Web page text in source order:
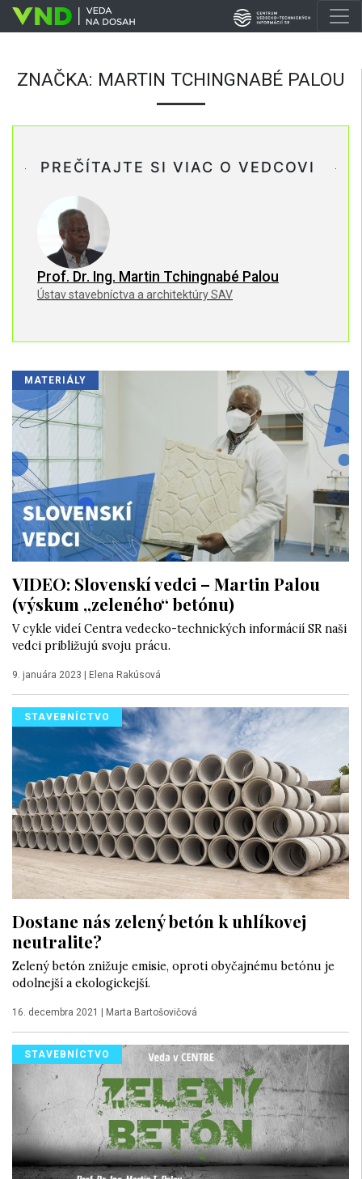
ZNAČKA: MARTIN TCHINGNABÉ PALOU
PREČÍTAJTE SI VIAC O VEDCOVI
Prof. Dr. Ing. Martin Tchingnabé Palou
Ústav stavebníctva a architektúry SAV
MATERIÁLY
VIDEO: Slovenskí vedci – Martin Palou
(výskum „zeleného“ betónu)
V cykle videí Centra vedecko-technických informácií SR naši
vedci približujú svoju prácu.
9. januára 2023 Elena Rakúsová
STAVEBNÍCTVO
Dostane nás zelený betón k uhlíkovej
neutralite?
Zelený betón znižuje emisie, oproti obyčajnému betónu je
odolnejší a ekologickejší.
16. decembra 2021 | Marta Bartošovičová
STAVEBNÍCTVO